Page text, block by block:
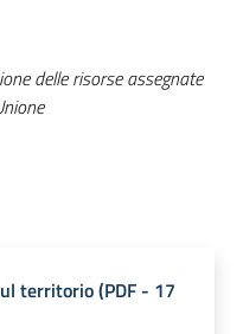
delle risorse assegnate
territorio(PDF - 17